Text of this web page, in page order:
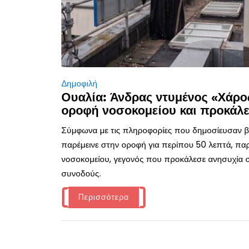
Δημοφιλή
Ουαλία: Άνδρας ντυμένος
οροφή νοσοκομείου και
Σύμφωνα με τις πληροφορίες που δημοσίευσαν
παρέμεινε στην οροφή για περίπου 50 λεπτά,
νοσοκομείου, γεγονός που προκάλεσε ανησυχία
συνοδούς.
Περισσότερα